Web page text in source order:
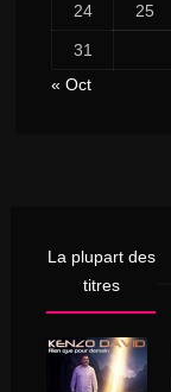
24 25
31
« Oct
La plupart des
titres